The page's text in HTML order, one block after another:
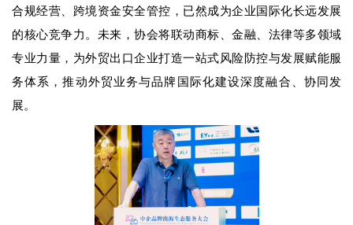
合规经营、跨境资金安全管控，已然成为企业国际化长远发展
的核心竞争力。未来，协会将联动商标、金融、法律等多领域
专业力量，为外贸出口企业打造一站式风险防控与发展赋能服
务体系，推动外贸业务与品牌国际化建设深度融合、协同发
展。